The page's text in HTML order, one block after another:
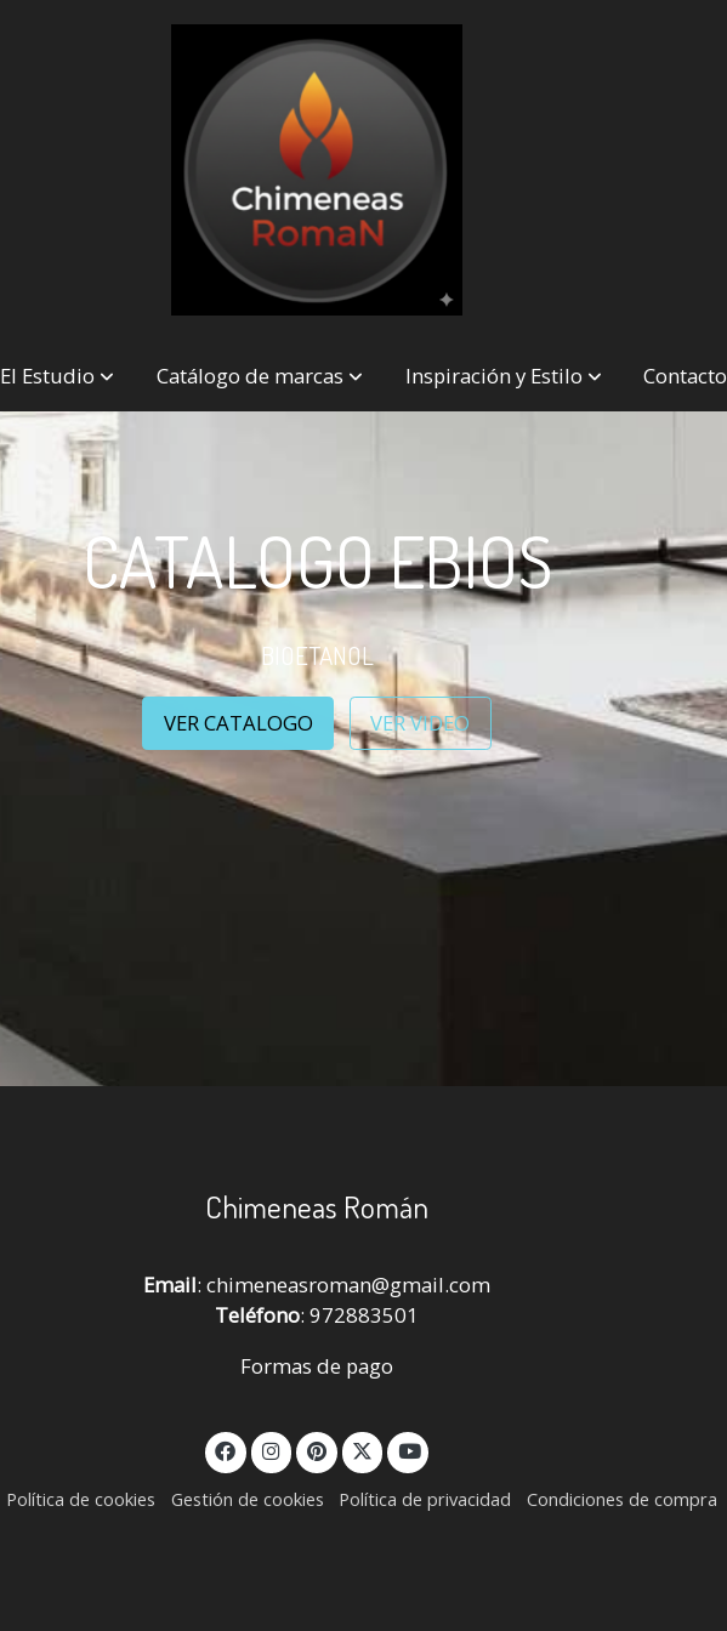
El Estudio Catálogo de marcas Inspiración y Estilo Contacto
CATALOGO EBIOS
BIOETANOL
VER CATALOGO VER VIDEO
Chimeneas Román
Email: chimeneasroman@gmail.com
Teléfono: 972883501
Formas de pago
Política de cookies Gestión de cookies Política de privacidad Condiciones de compra